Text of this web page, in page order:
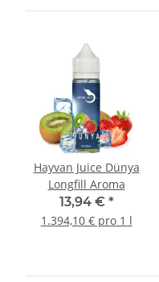
Hayvan Juice Dünya
Longfill Aroma
13,94 € *
1.394,10 € pro 1 l